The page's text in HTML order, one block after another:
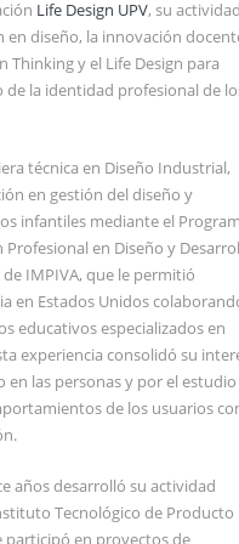
Life Design UPV, su
en diseño, la innovación
Thinking y el Life Design para
de la identidad profesional de
técnica en Diseño Industrial,
en gestión del diseño y
infantiles mediante el
Profesional en Diseño y
IMPIVA, que le permitió
en Estados Unidos
educativos especializados en
experiencia consolidó su
en las personas y por el
de los usuarios
años desarrolló su actividad
Tecnológico de Producto
participó en proyectos de